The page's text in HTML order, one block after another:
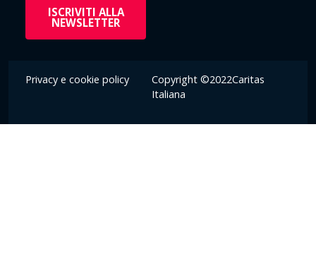
ISCRIVITI ALLA
NEWSLETTER
Privacy e cookie policy
Copyright ©2022Caritas
Italiana